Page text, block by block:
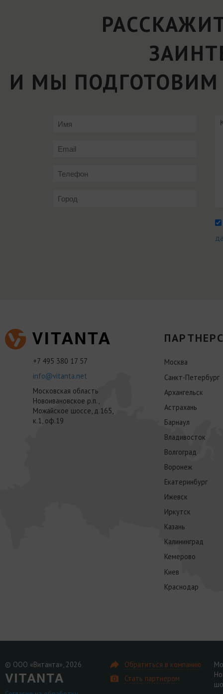
И МЫ ПОДГОТОВИМ
+7 495 380 17 57
info@vitanta.net
Московская область
Новоивановское р.п.,
Можайское шоссе, д.165,
к.1, оф.19
Москва
Санкт-Петербург
Архангельск
Астрахань
Барнаул
Владивосток
Волгоград
Воронеж
Екатеринбург
Ижевск
Иркутск
Казань
Калининград
Кемерово
Киев
Краснодар
© ООО «Витанта», 2026
Обратиться в компанию
Стать партнером